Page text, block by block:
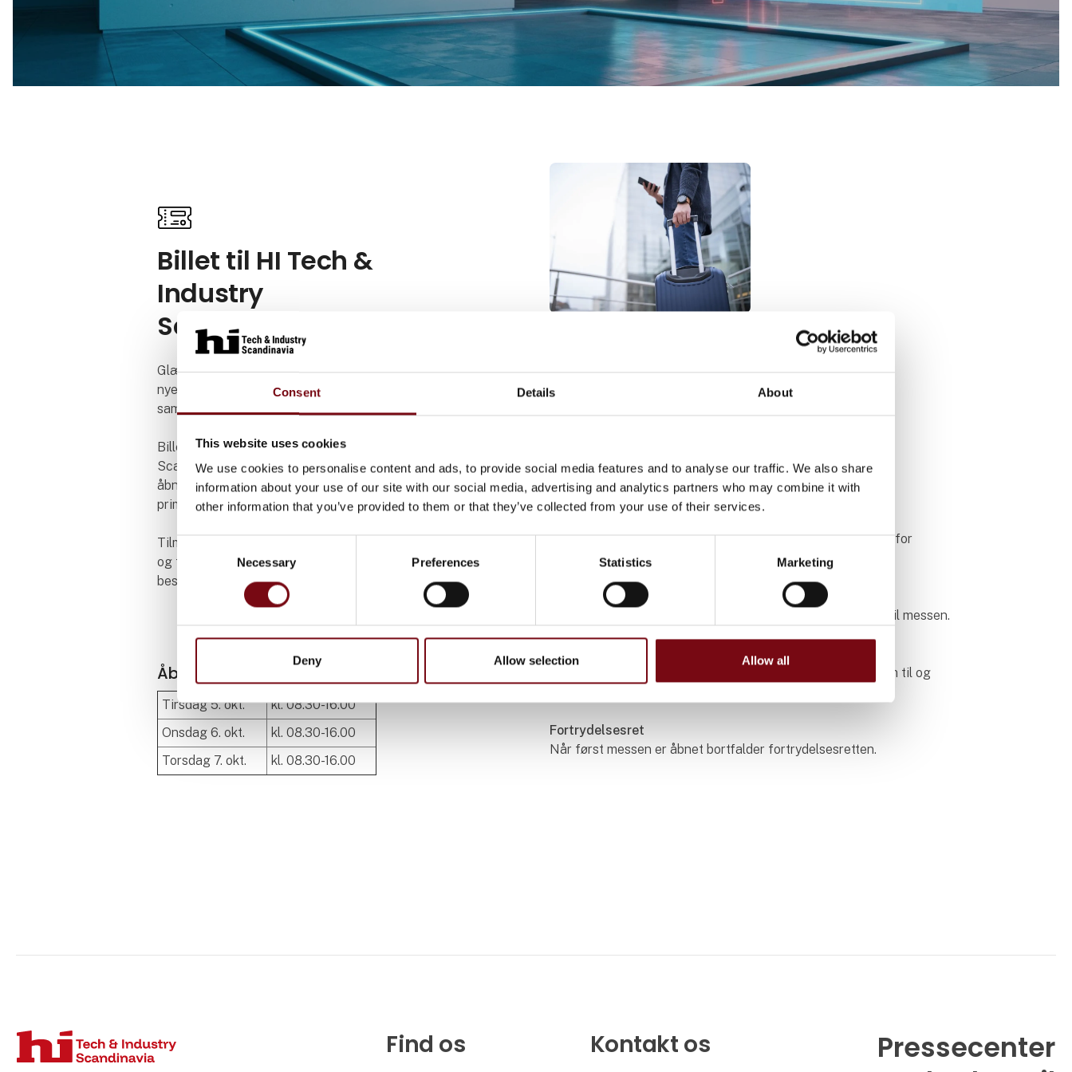
Consent Details About
This website uses cookies
We use cookies to personalise content and ads, to provide social media features and to analyse our traffic. We also share
information about your use of our site with our social media, advertising and analytics partners who may combine it with
other information that you’ve provided to them or that they’ve collected from your use of their services.
Consent
Selection
Necessary Preferences Statistics Marketing
Deny Allow selection Allow all
Billet til HI Tech &
Industry
Scandinavia
Glæd dig til et unikt setop fyldt med den
nyeste viden inden for branchen
samt værdifuldt netværk.
Billetsalget til HI Tech & Industry
Scandinavia 2027 er desværre ikke
åbnet endnu, men forventes at åbne
primo juni 2027.
Tilmeld dig vores nyhedsmail
og få besked så snart billetten kan
bestilles.
Åbningstider
Tirsdag 5. okt.
kl. 08.30-16.00
Onsdag 6. okt.
kl. 08.30-16.00
Torsdag 7. okt.
kl. 08.30-16.00
Se transportmuligheder, praktisk
info mm.
Besøgsregler
HI Tech & Industry Scandinavia er en erhvervsmesse inden for
teknologi og industri, forbeholdt fagfolk med CVR nr.
Børn frabedes
Af hensyn til fagligheden på messen har børn ikke adgang til messen.
Invitationskoder / rabatkoder
Invitationskoder/rabatkoder fra udstillere kan benyttes frem til og
Fortrydelsesret
Når først messen er åbnet bortfalder fortrydelsesretten.
Find os Kontakt os
Pressecenter